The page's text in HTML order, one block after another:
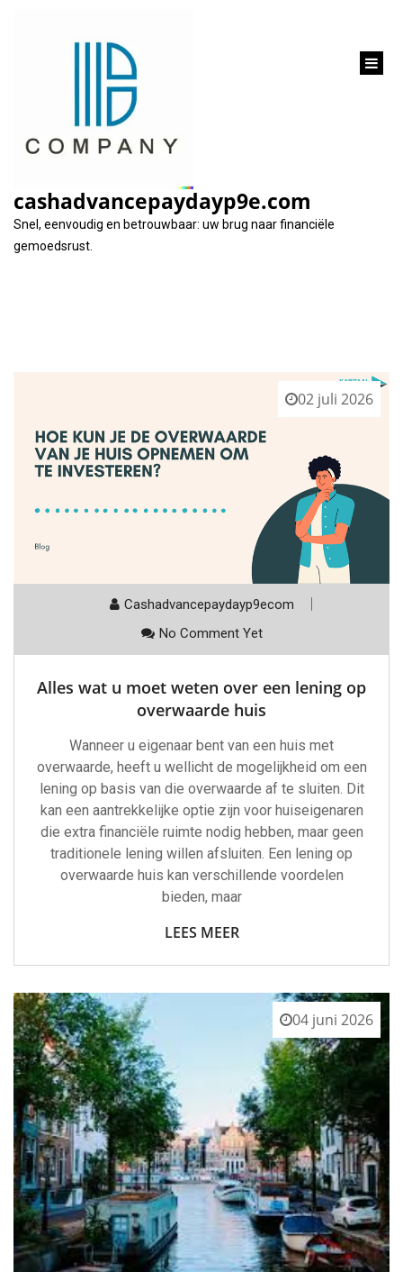
cashadvancepaydayp9e.com
Snel, eenvoudig en betrouwbaar: uw brug naar financiële
gemoedsrust.
Tag:
02 juli 2026
Cashadvancepaydayp9ecom
No Comment Yet
Alles wat u moet weten over een lening op
overwaarde huis
Wanneer u eigenaar bent van een huis met
overwaarde, heeft u wellicht de mogelijkheid om een
lening op basis van die overwaarde af te sluiten. Dit
kan een aantrekkelijke optie zijn voor huiseigenaren
die extra financiële ruimte nodig hebben, maar geen
traditionele lening willen afsluiten. Een lening op
overwaarde huis kan verschillende voordelen
bieden, maar
LEES MEER
04 juni 2026